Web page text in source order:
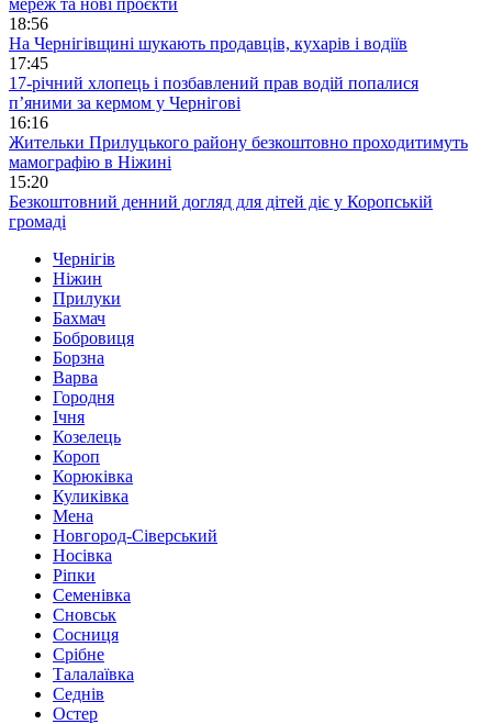
мереж та нові проєкти
18:56
На Чернігівщині шукають продавців, кухарів і водіїв
17:45
17-річний хлопець і позбавлений прав водій попалися
п’яними за кермом у Чернігові
16:16
Жительки Прилуцького району безкоштовно проходитимуть
мамографію в Ніжині
15:20
Безкоштовний денний догляд для дітей діє у Коропській
громаді
Чернігів
Ніжин
Прилуки
Бахмач
Бобровиця
Борзна
Варва
Городня
Ічня
Козелець
Короп
Корюківка
Куликівка
Мена
Новгород-Сіверський
Носівка
Ріпки
Семенівка
Сновськ
Сосниця
Срібне
Талалаївка
Седнів
Остер